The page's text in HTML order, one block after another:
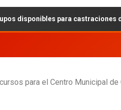
para castraciones de
para el Centro Municipal de